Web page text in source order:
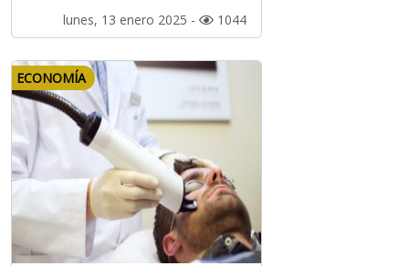
lunes, 13 enero 2025 - 1044
ECONOMÍA